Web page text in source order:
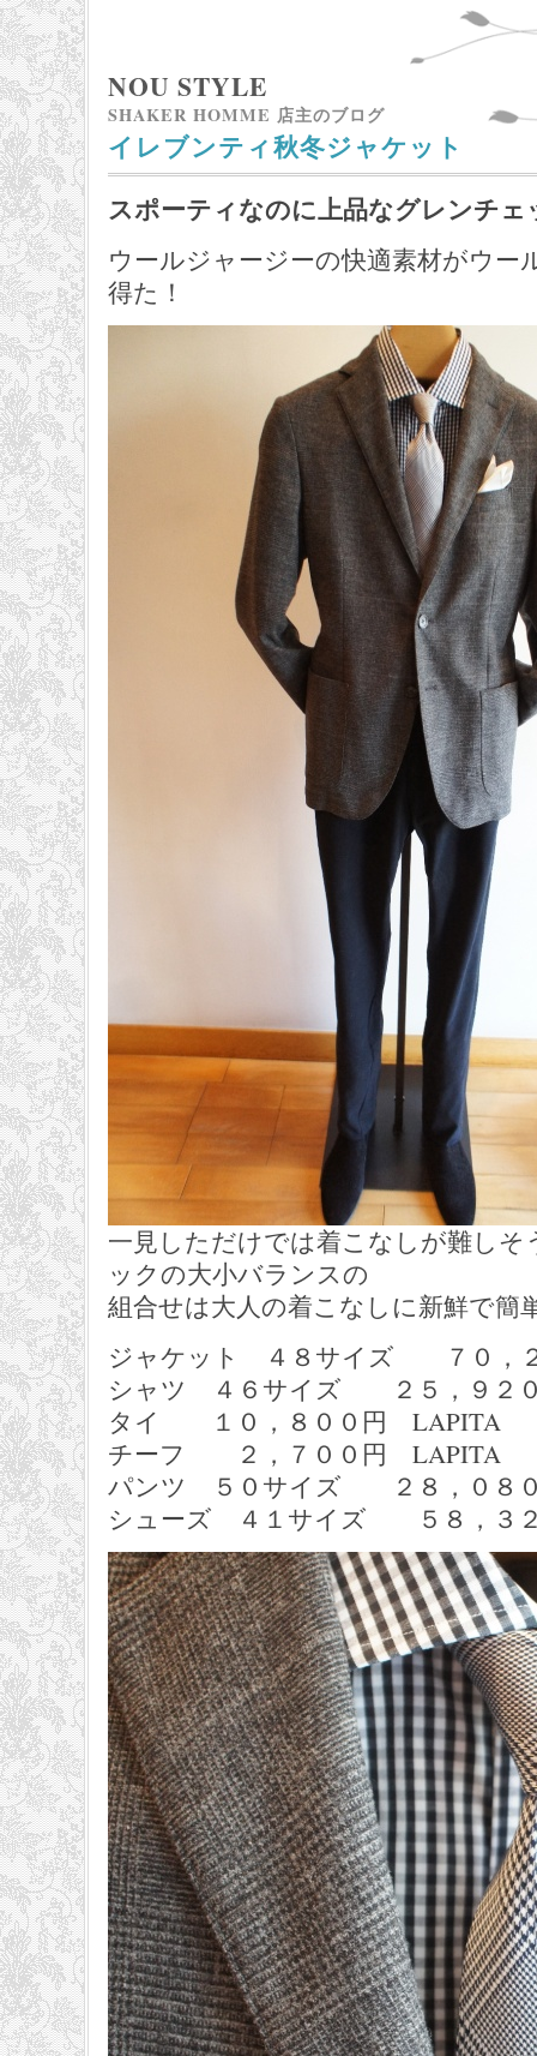
NOU STYLE
SHAKER HOMME 店主のブログ
イレブンティ秋冬ジャケット
スポーティなのに上品なグレンチェ
ウールジャージーの快適素材がウー
得た！
一見しただけでは着こなしが難し
ックの大小バランスの
組合せは大人の着こなしに新鮮で簡
ジャケット ４８サイズ ７０，
シャツ ４６サイズ ２５，９２
タイ １０，８００円 LAPITA
チーフ ２，７００円 LAPITA
パンツ ５０サイズ ２８，０８
シューズ ４１サイズ ５８，３